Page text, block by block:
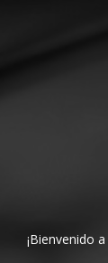
¡Bienvenido